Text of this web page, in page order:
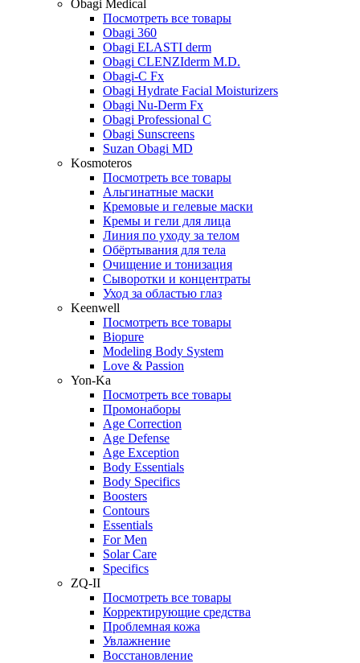
Obagi Medical
Посмотреть все товары
Obagi 360
Obagi ELASTI derm
Obagi CLENZIderm M.D.
Obagi-C Fx
Obagi Hydrate Facial Moisturizers
Obagi Nu-Derm Fx
Obagi Professional C
Obagi Sunscreens
Suzan Obagi MD
Kosmoteros
Посмотреть все товары
Альгинатные маски
Кремовые и гелевые маски
Кремы и гели для лица
Линия по уходу за телом
Обёртывания для тела
Очищение и тонизация
Сыворотки и концентраты
Уход за областью глаз
Keenwell
Посмотреть все товары
Biopure
Modeling Body System
Love & Passion
Yon-Ka
Посмотреть все товары
Промонаборы
Age Correction
Age Defense
Age Exception
Body Essentials
Body Specifics
Boosters
Contours
Essentials
For Men
Solar Care
Specifics
ZQ-II
Посмотреть все товары
Корректирующие средства
Проблемная кожа
Увлажнение
Восстановление